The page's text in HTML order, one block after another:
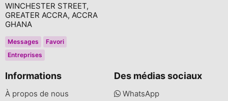
WINCHESTER STREET,
GREATER ACCRA, ACCRA
GHANA
Messages
Favori
Entreprises
Informations
À propos de nous
Des médias sociaux
WhatsApp